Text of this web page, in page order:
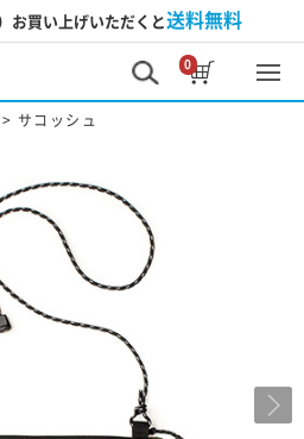
お買い上げいただくと送料無料
0
> サコッシュ